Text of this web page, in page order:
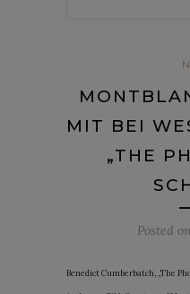
MIT BEI
„THE
Posted on
Benedict Cumberbatch, „The